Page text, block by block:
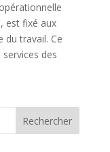
est fixé aux
du travail. Ce
des